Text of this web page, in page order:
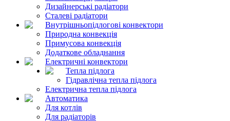
Дизайнерські радіатори
Сталеві радіатори
Внутрішньопідлогові конвектори
Природна конвекція
Примусова конвекція
Додаткове обладнання
Електричні конвектори
Тепла підлога
Гідравлічна тепла підлога
Електрична тепла підлога
Автоматика
Для котлів
Для радіаторів